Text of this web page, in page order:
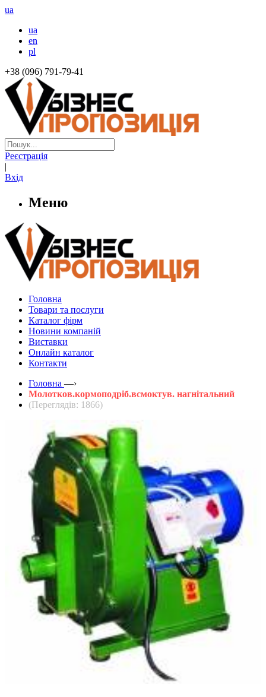
ua
ua
en
pl
+38 (096) 791-79-41
Реєстрація
|
Вхід
Меню
Головна
Товари та послуги
Каталог фірм
Новини компаній
Виставки
Онлайн каталог
Контакти
Головна —›
Молотков.кормоподріб.всмоктув. нагнітальний
(Переглядів: 1866)